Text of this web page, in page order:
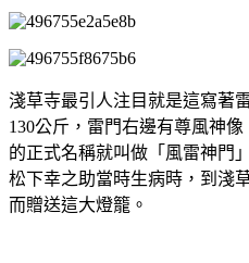
淺草寺最引人注目就是這寫著
130公斤，雷門右邊有尊風神
的正式名稱就叫做「風雷神門
松下幸之助當時生病時，到淺
而贈送這大燈籠。